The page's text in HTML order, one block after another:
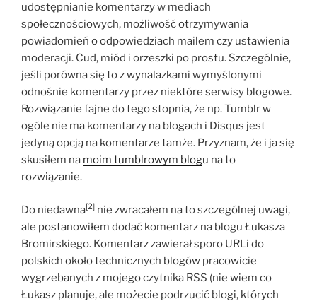
udostępnianie komentarzy w mediach
społecznościowych, możliwość otrzymywania
powiadomień o odpowiedziach mailem czy ustawienia
moderacji. Cud, miód i orzeszki po prostu. Szczególnie,
jeśli porówna się to z wynalazkami wymyślonymi
odnośnie komentarzy przez niektóre serwisy blogowe.
Rozwiązanie fajne do tego stopnia, że np. Tumblr w
ogóle nie ma komentarzy na blogach i Disqus jest
jedyną opcją na komentarze tamże. Przyznam, że i ja się
skusiłem na moim tumblrowym blogu na to
rozwiązanie.
Do niedawna[2] nie zwracałem na to szczególnej uwagi,
ale postanowiłem dodać komentarz na blogu Łukasza
Bromirskiego. Komentarz zawierał sporo URLi do
polskich około technicznych blogów pracowicie
wygrzebanych z mojego czytnika RSS (nie wiem co
Łukasz planuje, ale możecie podrzucić blogi, których